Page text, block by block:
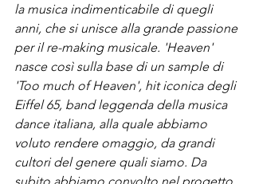
la musica indimenticabile di quegli
anni, che si unisce alla grande passione
per il re-making musicale. 'Heaven'
nasce così sulla base di un sample di
'Too much of Heaven', hit iconica degli
Eiffel 65, band leggenda della musica
dance italiana, alla quale abbiamo
voluto rendere omaggio, da grandi
cultori del genere quali siamo. Da
subito abbiamo convolto nel progetto